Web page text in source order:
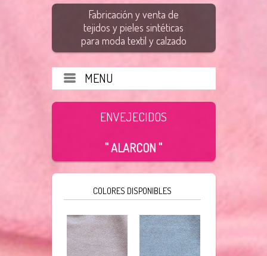
Fabricación y venta de
tejidos y pieles sintéticas
para moda textil y calzado
MENU
ENVEJECIDOS
" ALARCON "
COLORES DISPONIBLES